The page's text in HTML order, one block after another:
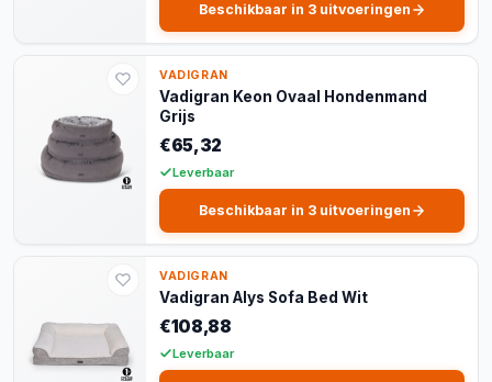
Beschikbaar in 3 uitvoeringen
VADIGRAN
Vadigran Keon Ovaal Hondenmand
Grijs
€65,32
Leverbaar
Beschikbaar in 3 uitvoeringen
VADIGRAN
Vadigran Alys Sofa Bed Wit
€108,88
Leverbaar